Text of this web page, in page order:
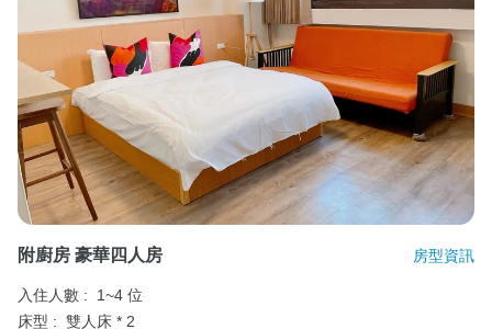
附廚房 豪華四人房 房型資訊
入住人數 :
1~4 位
床型 : 雙人床 * 2